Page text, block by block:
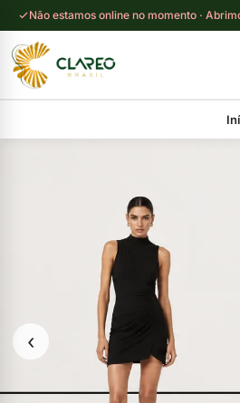
Não estamos online no momento ·
‹